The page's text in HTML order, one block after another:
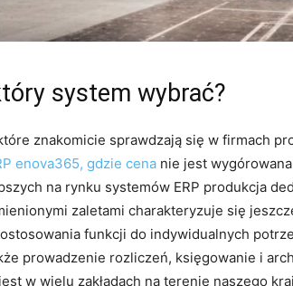
system wybrać?
znakomicie sprawdzają się w firmach
enova365, gdzie cena nie jest
na rynku systemów ERP produkcja
zaletami charakteryzuje się
funkcji do indywidualnych
prowadzenie rozliczeń, księgowanie i
w wielu zakładach na terenie naszego